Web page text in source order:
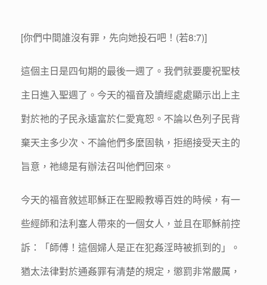
[你們中間誰沒有罪，先向她投石吧！(若8:7)]
這個主日是四旬期的最後一週了。我們就要慶祝聖枝
主日進入聖週了。今天的福音及讀經處處顯示出上主
對於祂的子民永遠富於仁愛寬恕。不論以色列子民背
棄天主多少次、不論他們多麼固執，拒絕接受天主的
旨意，祂總是有辦法召叫他們回來。
今天的福音敘述耶穌正在聖殿教導百姓的時候，有一
些經師和法利塞人帶來的一個女人，並且在耶穌前控
訴：「師傅！這個婦人是正在犯姦淫時被抓到的」。
猶太法律對於通姦罪有清楚的規定，懲罰非常嚴厲，